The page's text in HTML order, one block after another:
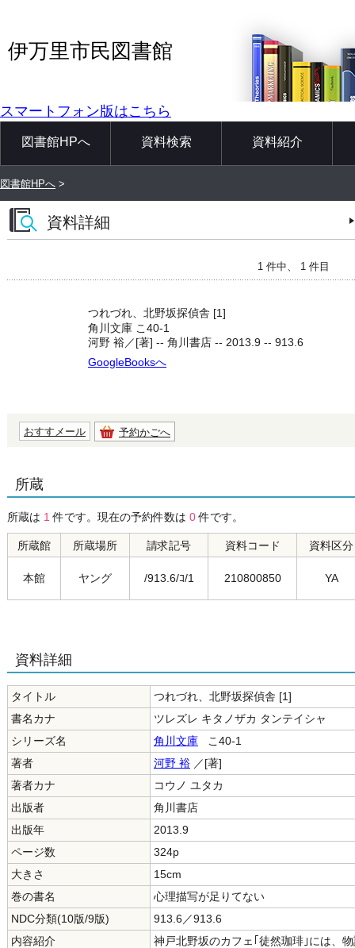
伊万里市民図書館
スマートフォン版はこちら
図書館HPへ 資料検索 資料紹介
図書館HPへ >
資料詳細
1 件中、 1 件目
つれづれ、北野坂探偵舎 [1]
角川文庫 こ40-1
河野 裕／[著] -- 角川書店 -- 2013.9 -- 913.6
GoogleBooksへ
おすすメール 予約かごへ
所蔵
所蔵は 1 件です。現在の予約件数は 0件です。
所蔵館 所蔵場所 請求記号 資料コード 資料区分
本館 ヤング /913.6/ｺ/1 210800850 YA
資料詳細
タイトル
つれづれ、北野坂探偵舎 [1]
書名カナ
ツレズレ キタノザカ タンテイシャ
シリーズ名
角川文庫 こ40-1
著者
河野 裕 ／[著]
著者カナ
コウノ ユタカ
出版者
角川書店
出版年
2013.9
ページ数
324p
大きさ
15cm
巻の書名
心理描写が足りてない
NDC分類(10版/9版)
913.6／913.6
内容紹介
神戸北野坂のカフェ｢徒然珈琲｣には、